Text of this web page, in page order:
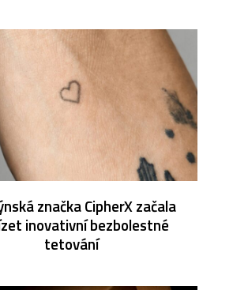
značka CipherX začala
inovativní bezbolestné
tetování